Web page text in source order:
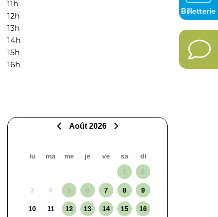
11h
12h
13h
14h
15h
16h
Août 2026
lu ma me je ve sa
di
1
2
3 4 5 6 7 8 9
10 11 12 13 14 15 16